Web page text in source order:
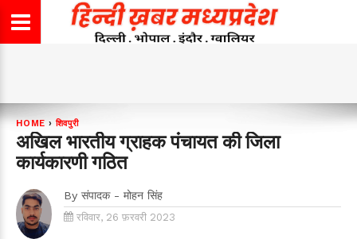
HOME ›शिवपुरी
अखिल भारतीय ग्राहक पंचायत की जिला
कार्यकारणी गठित
By संपादक - मोहन सिंह
रविवार, 26 फ़रवरी 2023